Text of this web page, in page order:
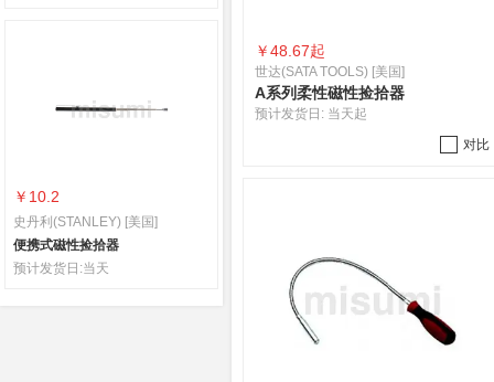
￥10.2
史丹利(STANLEY) [美国]
便携式磁性捡拾器
预计发货日:当天
￥48.67起
世达(SATA TOOLS) [美国]
A系列柔性磁性捡拾器
预计发货日: 当天起
对比